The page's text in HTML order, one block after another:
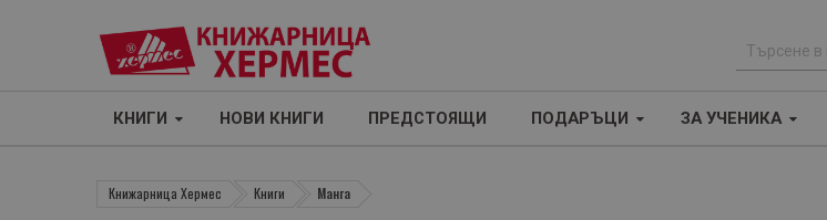
р
КНИГИ НОВИ КНИГИ ПРЕДСТОЯЩИ ПОДАРЪЦИ ЗА УЧЕНИКА
Книжарница Хермес Книги Манга